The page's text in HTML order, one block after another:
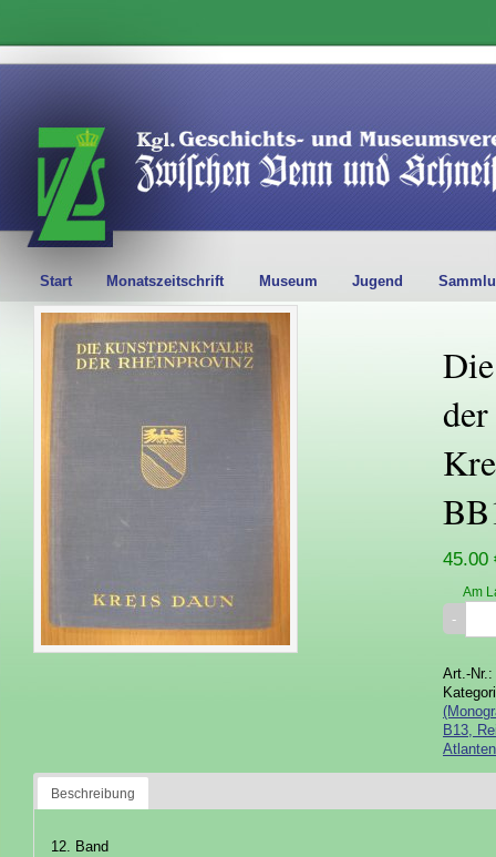
Start Monatszeitschrift Museum Jugend
45.00
Am
Art.-Nr.:
B13,
Atlanten
Beschreibung
12. Band